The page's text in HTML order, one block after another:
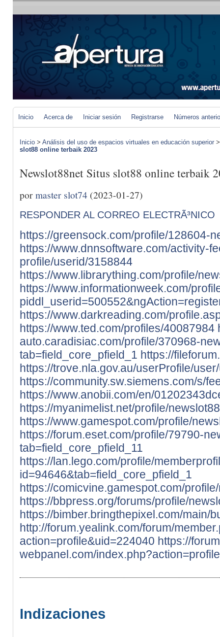
Inicio Acerca de Iniciar sesión Registrarse Números
Inicio > Análisis del uso de espacios virtuales en educación superior
slot88 online terbaik 2023
Newslot88net Situs slot88 online terbaik
pormaster slot74 (2023-01-27)
RESPONDER AL CORREO ELECTRÃ³NICO
https://greensock.com/profile/128604-
https://www.dnnsoftware.com/activity-
profile/userid/3158844
https://www.librarything.com/profile/
https://www.informationweek.com/
https://www.darkreading.com/
https://www.ted.com/profiles/40087984
auto.caradisiac.com/profile/370968-
tab=field_core_pfield_1 https://
https://trove.nla.gov.au/userProfile/
https://community.sw.siemens.com/s/
https://www.anobii.com/en/
https://myanimelist.net/profile/
https://www.gamespot.com/profile/
https://forum.eset.com/profile/79790-
tab=field_core_pfield_11
https://lan.lego.com/profile/
id=94646&tab=field_core_pfield_1
https://comicvine.gamespot.com/
https://bbpress.org/forums/profile/
https://bimber.bringthepixel.com/main/
http://forum.yealink.com/forum/
action=profile&uid=224040 https://
webpanel.com/
Indizaciones